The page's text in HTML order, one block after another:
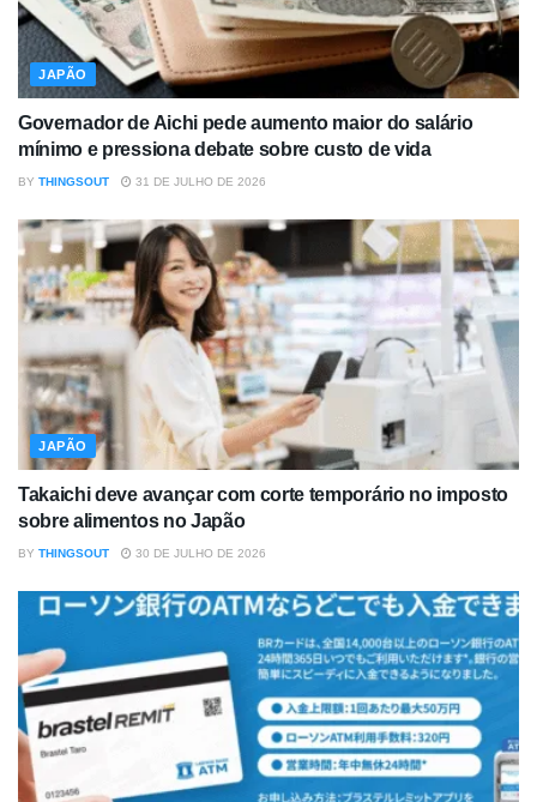
JAPÃO
Governador de Aichi pede aumento maior do salário
mínimo e pressiona debate sobre custo de vida
BY THINGSOUT 31 DE JULHO DE 2026
JAPÃO
Takaichi deve avançar com corte temporário no imposto
sobre alimentos no Japão
BY THINGSOUT 30 DE JULHO DE 2026